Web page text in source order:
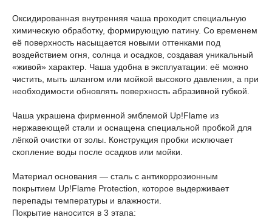
Оксидированная внутренняя чаша проходит специальную
химическую обработку, формирующую патину. Со временем
её поверхность насыщается новыми оттенками под
воздействием огня, солнца и осадков, создавая уникальный
«живой» характер. Чаша удобна в эксплуатации: её можно
чистить, мыть шлангом или мойкой высокого давления, а при
необходимости обновлять поверхность абразивной губкой.
Чаша украшена фирменной эмблемой Up!Flame из
нержавеющей стали и оснащена специальной пробкой для
лёгкой очистки от золы. Конструкция пробки исключает
скопление воды после осадков или мойки.
Материал основания — сталь с антикоррозионным
покрытием Up!Flame Protection, которое выдерживает
перепады температуры и влажности.
Покрытие наносится в 3 этапа: